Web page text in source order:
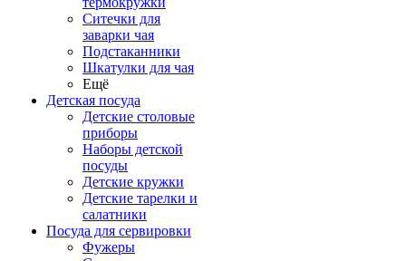
Ситечки для
заварки чая
Подстаканники
Шкатулки для чая
Ещё
Детская посуда
Детские столовые
приборы
Наборы детской
посуды
Детские кружки
Детские тарелки и
салатники
Посуда для сервировки
Фужеры